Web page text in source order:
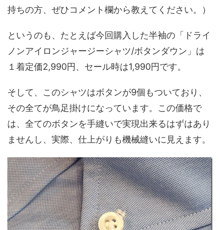
持ちの方、ぜひコメント欄から教えてください。）
というのも、たとえば今回購入した半袖の「ドライ
ノンアイロンジャージーシャツ/ボタンダウン」は
１着定価2,990円、セール時は1,990円です。
そして、このシャツはボタンが9個もついており、
その全てが鳥足掛けになっています。この価格で
は、全てのボタンを手縫いで実現出来るはずはあり
ませんし、実際、仕上がりも機械縫いに見えます。